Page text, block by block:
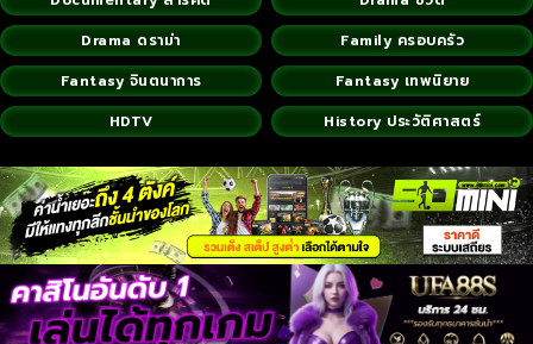
Drama ดราม่า
Family ครอบครัว
Fantasy จินตนาการ
Fantasy เทพนิยาย
HDTV
History ประวัติศาสตร์